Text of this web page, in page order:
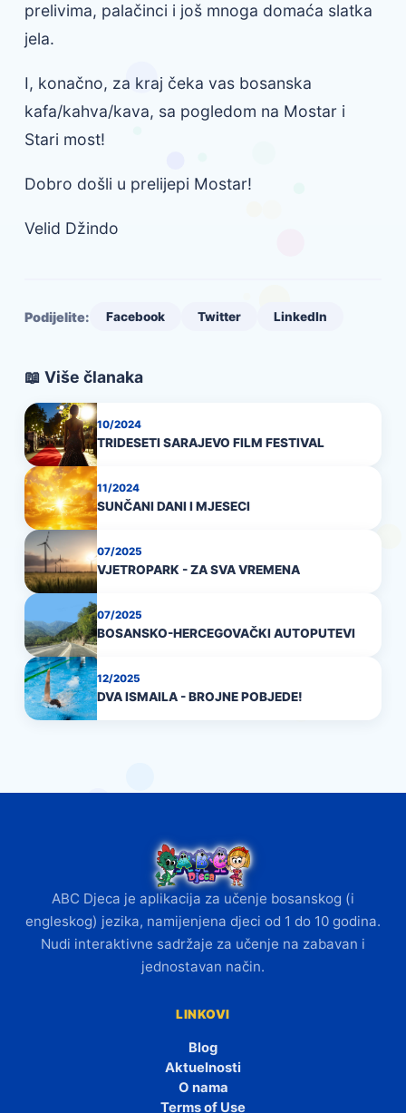
prelivima, palačinci i još mnoga domaća slatka
jela.
I, konačno, za kraj čeka vas bosanska
kafa/kahva/kava, sa pogledom na Mostar i
Stari most!
Dobro došli u prelijepi Mostar!
Velid Džindo
Podijelite: Facebook Twitter LinkedIn
📖 Više članaka
10/2024
TRIDESETI SARAJEVO FILM FESTIVAL
11/2024
SUNČANI DANI I MJESECI
07/2025
VJETROPARK - ZA SVA VREMENA
07/2025
BOSANSKO-HERCEGOVAČKI AUTOPUTEVI
12/2025
DVA ISMAILA - BROJNE POBJEDE!
ABC Djeca je aplikacija za učenje bosanskog (i
engleskog) jezika, namijenjena djeci od 1 do 10 godina.
Nudi interaktivne sadržaje za učenje na zabavan i
jednostavan način.
LINKOVI
Blog
Aktuelnosti
O nama
Terms of Use